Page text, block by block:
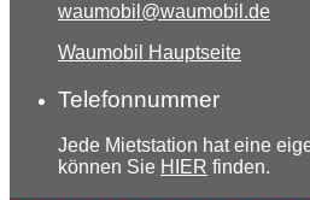
waumobil@waumobil.de
Waumobil Hauptseite
Telefonnummer
Jede Mietstation hat eine
können Sie HIER finden.